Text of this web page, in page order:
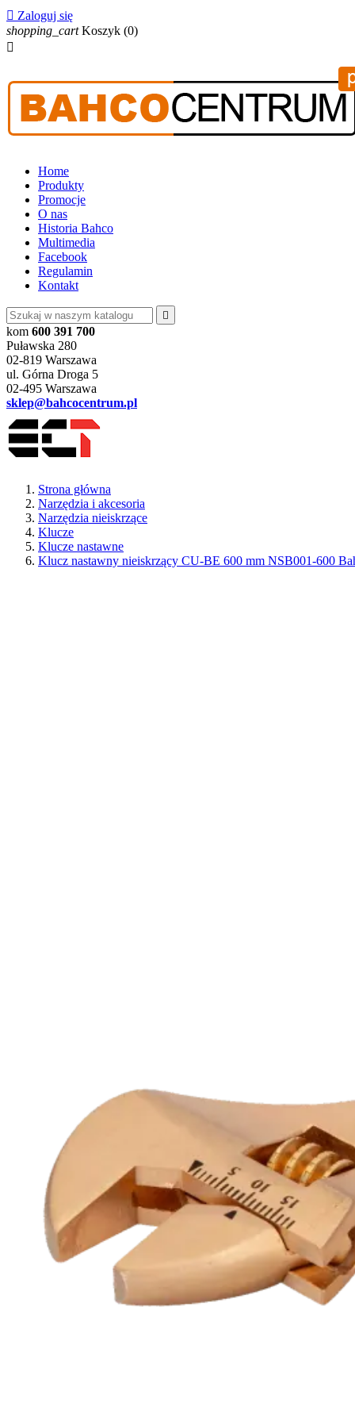
 Zaloguj się
shopping_cart Koszyk (0)

Home
Produkty
Promocje
O nas
Historia Bahco
Multimedia
Facebook
Regulamin
Kontakt

kom 600 391 700
Puławska 280
02-819 Warszawa
ul. Górna Droga 5
02-495 Warszawa
sklep@bahcocentrum.pl
Strona główna
Narzędzia i akcesoria
Narzędzia nieiskrzące
Klucze
Klucze nastawne
Klucz nastawny nieiskrzący CU-BE 600 mm NSB001-600